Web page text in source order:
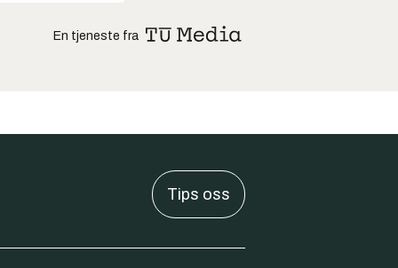
En tjeneste fra
Tips oss